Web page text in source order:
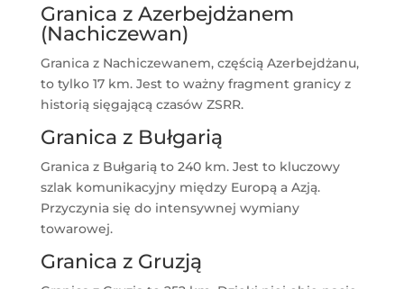
Granica z Azerbejdżanem
(Nachiczewan)
Granica z Nachiczewanem, częścią Azerbejdżanu,
to tylko 17 km. Jest to ważny fragment granicy z
historią sięgającą czasów ZSRR.
Granica z Bułgarią
Granica z Bułgarią to 240 km. Jest to kluczowy
szlak komunikacyjny między Europą a Azją.
Przyczynia się do intensywnej wymiany
towarowej.
Granica z Gruzją